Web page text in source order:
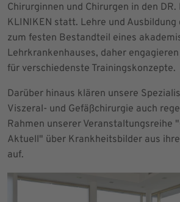
Chirurginnen und Chirurgen in den DR.
KLINIKEN statt. Lehre und Ausbildung
zum festen Bestandteil eines
Lehrkrankenhauses, daher
für verschiedenste Trainingskonzepte.
Darüber hinaus klären unsere
Viszeral- und Gefäßchirurgie auch
Rahmen unserer Veranstaltungsreihe
Aktuell" über Krankheitsbilder aus
auf.